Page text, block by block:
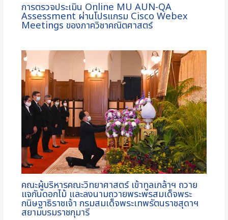
การตรวจประเมิน Online MU AUN-QA
Assessment ผ่านโปรแกรม Cisco Webex
Meetings ของภาควิชาคณิตศาสตร์
คณะผู้บริหารคณะวิทยาศาสตร์ เข้าทูลเกล้าฯ ถวาย
แจกันดอกไม้ และลงนามถวายพระพรสมเด็จพระ
กนิษฐาธิราชเจ้า กรมสมเด็จพระเทพรัตนราชสุดาฯ
สยามบรมราชกุมารี